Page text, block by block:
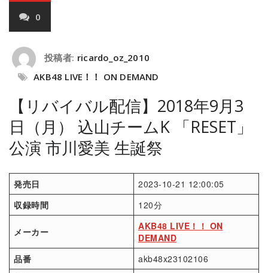
0
投稿者: ricardo_oz_2010
AKB48 LIVE！！ ON DEMAND
【リバイバル配信】2018年9月3
日（月） 込山チームK 「RESET」
公演 市川愛美 生誕祭
発売日
2023-10-21 12:00:05
収録時間
120分
メーカー
AKB48 LIVE！！ ON
DEMAND
品番
akb48x23102106